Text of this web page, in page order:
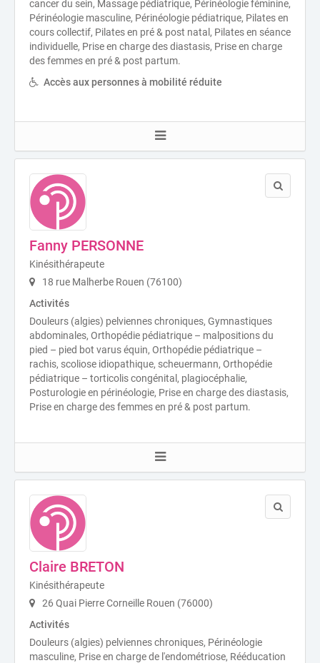
cancer du sein, Massage pédiatrique, Périnéologie féminine,
Périnéologie masculine, Périnéologie pédiatrique, Pilates en
cours collectif, Pilates en pré & post natal, Pilates en séance
individuelle, Prise en charge des diastasis, Prise en charge
des femmes en pré & post partum.
Accès aux personnes à mobilité réduite
Fanny PERSONNE
Kinésithérapeute
18 rue Malherbe Rouen (76100)
Activités
Douleurs (algies) pelviennes chroniques, Gymnastiques
abdominales, Orthopédie pédiatrique – malpositions du
pied – pied bot varus équin, Orthopédie pédiatrique –
rachis, scoliose idiopathique, scheuermann, Orthopédie
pédiatrique – torticolis congénital, plagiocéphalie,
Posturologie en périnéologie, Prise en charge des diastasis,
Prise en charge des femmes en pré & post partum.
Claire BRETON
Kinésithérapeute
26 Quai Pierre Corneille Rouen (76000)
Activités
Douleurs (algies) pelviennes chroniques, Périnéologie
masculine, Prise en charge de l'endométriose, Rééducation